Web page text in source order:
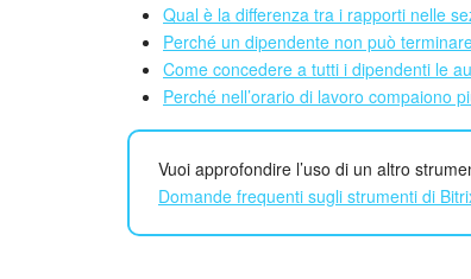
Qual è la differenza tra i rapporti nelle
Perché un dipendente non può
Come concedere a tutti i dipendenti le
Perché nell’orario di lavoro compaiono
Vuoi approfondire l’uso di un altro
Domande frequenti sugli strumenti di